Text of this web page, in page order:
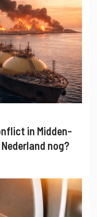
in Midden-
nog?